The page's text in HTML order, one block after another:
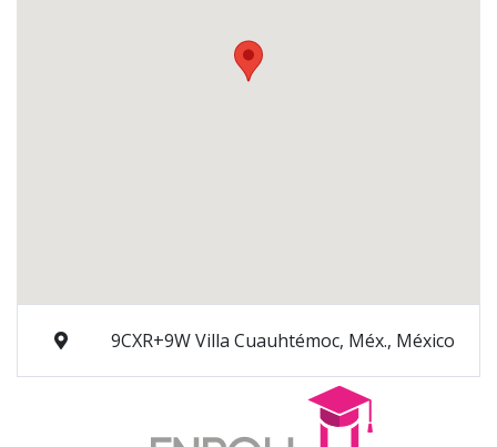
9CXR+9W Villa Cuauhtémoc, Méx., México